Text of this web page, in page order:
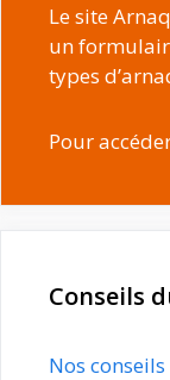
Le site
un
types
Pour
Conseils
Nos